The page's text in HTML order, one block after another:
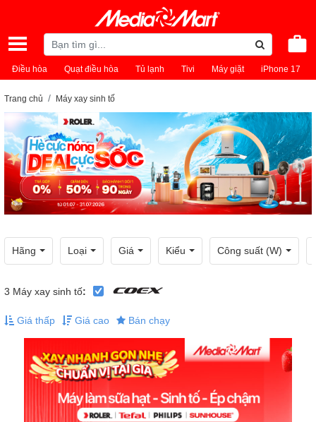
Điều hòa Quạt điều hòa Tủ lạnh Tivi Máy giặt iPhone 17
Trang chủ Máy xay sinh tố
Hãng Loại Giá Kiểu Công suất (W)
3 Máy xay sinh tố:
Giá thấp Giá cao Bán chạy